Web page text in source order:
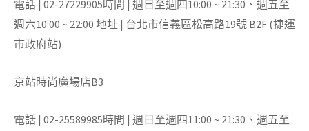
電話 | 02-27229905時間 | 週日至週四10:00 ~ 21:30、週五至
週六10:00 ~ 22:00 地址 | 台北市信義區松高路19號 B2F (捷運
市政府站)
京站時尚廣場店B3
電話 | 02-25589985時間 | 週日至週四11:00 ~ 21:30、週五至